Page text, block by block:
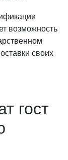
возможность
своих
гост